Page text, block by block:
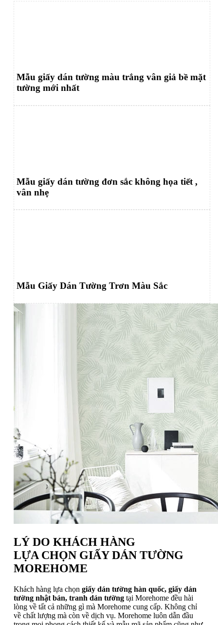
Mẫu giấy dán tường màu trắng vân giả bề mặt
tường mới nhất
Mẫu giấy dán tường đơn sắc không họa tiết ,
vân nhẹ
Mẫu Giấy Dán Tường Trơn Màu Sắc
LÝ DO KHÁCH HÀNG
LỰA CHỌN GIẤY DÁN TƯỜNG
MOREHOME
Khách hàng lựa chọn giấy dán tường hàn quốc, giấy dán
tường nhật bản, tranh dán tường tại Morehome đều hài
lòng về tất cả những gì mà Morehome cung cấp. Không chỉ
về chất lượng mà còn về dịch vụ. Morehome luôn dẫn đầu